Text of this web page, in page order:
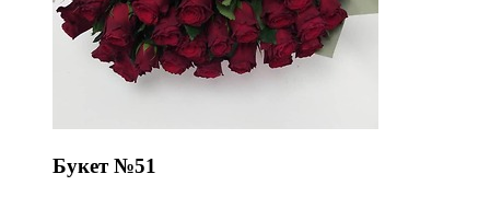
Букет №51